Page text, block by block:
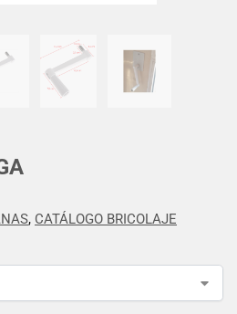
, CATÁLOGO BRICOLAJE